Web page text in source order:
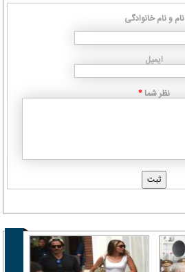
نام و نام خانوادگی
ایمیل
نظر شما *